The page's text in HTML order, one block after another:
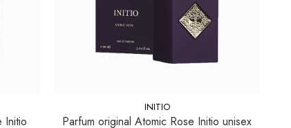
Initio
INITIO
Parfum original Atomic Rose Initio unisex